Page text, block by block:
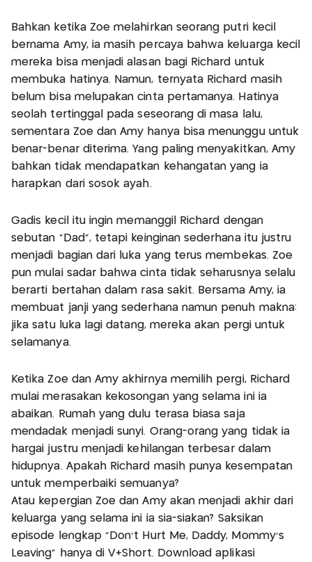
Bahkan ketika Zoe melahirkan seorang putri kecil
bernama Amy, ia masih percaya bahwa keluarga kecil
mereka bisa menjadi alasan bagi Richard untuk
membuka hatinya. Namun, ternyata Richard masih
belum bisa melupakan cinta pertamanya. Hatinya
seolah tertinggal pada seseorang di masa lalu,
sementara Zoe dan Amy hanya bisa menunggu untuk
benar-benar diterima. Yang paling menyakitkan, Amy
bahkan tidak mendapatkan kehangatan yang ia
harapkan dari sosok ayah.
Gadis kecil itu ingin memanggil Richard dengan
sebutan “Dad”, tetapi keinginan sederhana itu justru
menjadi bagian dari luka yang terus membekas. Zoe
pun mulai sadar bahwa cinta tidak seharusnya selalu
berarti bertahan dalam rasa sakit. Bersama Amy, ia
membuat janji yang sederhana namun penuh makna:
jika satu luka lagi datang, mereka akan pergi untuk
selamanya.
Ketika Zoe dan Amy akhirnya memilih pergi, Richard
mulai merasakan kekosongan yang selama ini ia
abaikan. Rumah yang dulu terasa biasa saja
mendadak menjadi sunyi. Orang-orang yang tidak ia
hargai justru menjadi kehilangan terbesar dalam
hidupnya. Apakah Richard masih punya kesempatan
untuk memperbaiki semuanya?
Atau kepergian Zoe dan Amy akan menjadi akhir dari
keluarga yang selama ini ia sia-siakan? Saksikan
episode lengkap “Don’t Hurt Me, Daddy, Mommy’s
Leaving” hanya di V+Short. Download aplikasi